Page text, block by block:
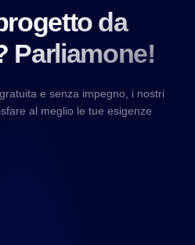
da
Parliamone!
e senza impegno, i nostri
al meglio le tue esigenze